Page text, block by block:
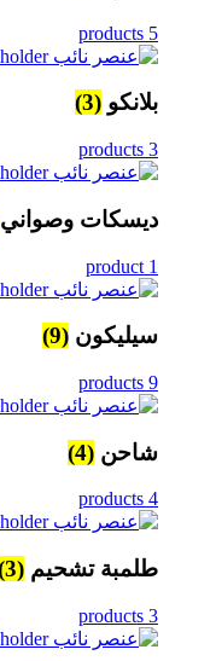
5 products
بلانكو (3)
3 products
ديسكات وصواني
1 product
سيليكون (9)
9 products
شاحن (4)
4 products
طلمبة تشحيم (3)
3 products